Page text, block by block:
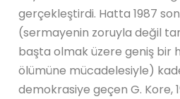
gerçekleştirdi. Hatta 1987
(sermayenin zoruyla değil
başta olmak üzere geniş bir
ölümüne mücadelesiyle)
demokrasiye geçen G. Kore,